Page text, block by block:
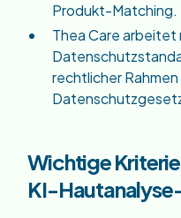
Produkt-Matching.
Thea Care
rechtlicher
Wichtige
KI-